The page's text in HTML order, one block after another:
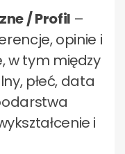
/ Profil –
opinie i
w tym między
płeć, data
i